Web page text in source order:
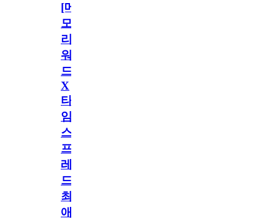
[메
모
리
워
드
X
타
임
스
프
레
드]
최
애